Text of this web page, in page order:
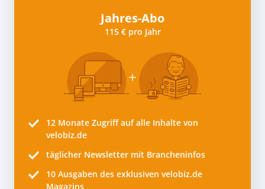
Jahres-Abo
115 € pro Jahr
12 Monate Zugriff auf alle Inhalte von
velobiz.de
täglicher Newsletter mit Brancheninfos
10 Ausgaben des exklusiven velobiz.de
Magazins